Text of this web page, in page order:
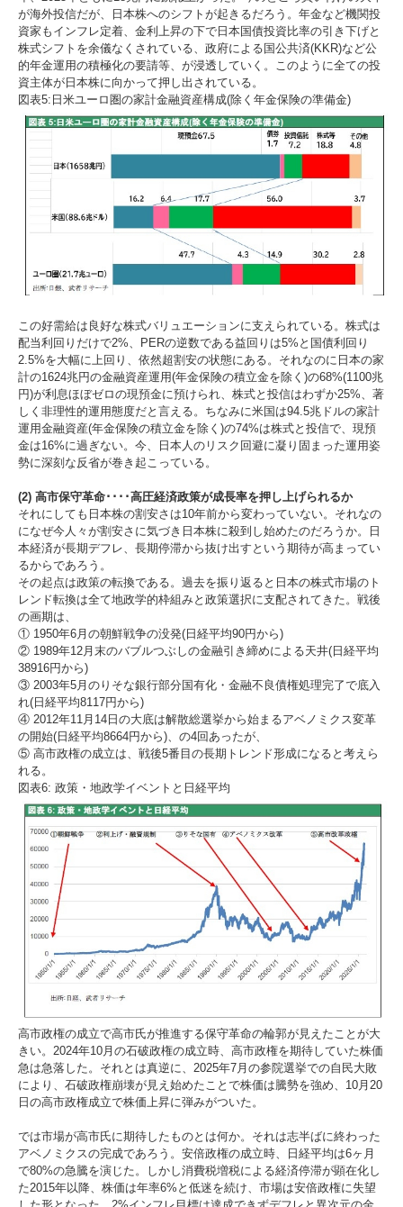
が海外投信だが、日本株へのシフトが起きるだろう。年金など機関投
資家もインフレ定着、金利上昇の下で日本国債投資比率の引き下げと
株式シフトを余儀なくされている、政府による国公共済(KKR)など公
的年金運用の積極化の要請等、が浸透していく。このように全ての投
資主体が日本株に向かって押し出されている。
図表5:日米ユーロ圏の家計金融資産構成(除く年金保険の準備金)
この好需給は良好な株式バリュエーションに支えられている。株式は
配当利回りだけで2%、PERの逆数である益回りは5%と国債利回り
2.5%を大幅に上回り、依然超割安の状態にある。それなのに日本の家
計の1624兆円の金融資産運用(年金保険の積立金を除く)の68%(1100兆
円)が利息ほぼゼロの現預金に預けられ、株式と投信はわずか25%、著
しく非理性的運用態度だと言える。ちなみに米国は94.5兆ドルの家計
運用金融資産(年金保険の積立金を除く)の74%は株式と投信で、現預
金は16%に過ぎない。今、日本人のリスク回避に凝り固まった運用姿
勢に深刻な反省が巻き起こっている。
(2) 高市保守革命････高圧経済政策が成長率を押し上げられるか
それにしても日本株の割安さは10年前から変わっていない。それなの
になぜ今人々が割安さに気づき日本株に殺到し始めたのだろうか。日
本経済が長期デフレ、長期停滞から抜け出すという期待が高まってい
るからであろう。
その起点は政策の転換である。過去を振り返ると日本の株式市場のト
レンド転換は全て地政学的枠組みと政策選択に支配されてきた。戦後
の画期は、
① 1950年6月の朝鮮戦争の没発(日経平均90円から)
② 1989年12月末のバブルつぶしの金融引き締めによる天井(日経平均
38916円から)
③ 2003年5月のりそな銀行部分国有化・金融不良債権処理完了で底入
れ(日経平均8117円から)
④ 2012年11月14日の大底は解散総選挙から始まるアベノミクス変革
の開始(日経平均8664円から)、の4回あったが、
⑤ 高市政権の成立は、戦後5番目の長期トレンド形成になると考えら
れる。
図表6: 政策・地政学イベントと日経平均
高市政権の成立で高市氏が推進する保守革命の輪郭が見えたことが大
きい。2024年10月の石破政権の成立時、高市政権を期待していた株価
急は急落した。それとは真逆に、2025年7月の参院選挙での自民大敗
により、石破政権崩壊が見え始めたことで株価は騰勢を強め、10月20
日の高市政権成立で株価上昇に弾みがついた。
では市場が高市氏に期待したものとは何か。それは志半ばに終わった
アベノミクスの完成であろう。安倍政権の成立時、日経平均は6ヶ月
で80%の急騰を演じた。しかし消費税増税による経済停滞が顕在化し
た2015年以降、株価は年率6%と低迷を続け、市場は安倍政権に失望